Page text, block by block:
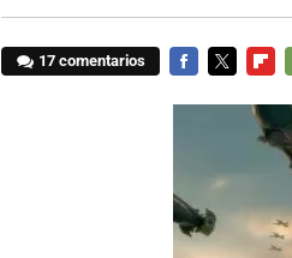
17 comentarios